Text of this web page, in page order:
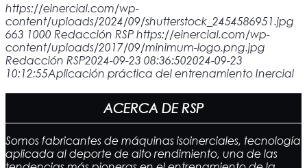
https://einercial.com/wp-
content/uploads/2024/09/shutterstock_2454586951.jpg
663 1000 Redacción RSP https://einercial.com/wp-
content/uploads/2017/09/minimum-logo.png.jpg
Redacción RSP2024-09-23 08:36:502024-09-23
10:12:55Aplicación práctica del entrenamiento Inercial
ACERCA DE RSP
Somos fabricantes de máquinas isoinerciales, tecnología
aplicada al deporte de alto rendimiento, una de las